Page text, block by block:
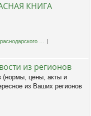
КНИГА
…
из регионов
(нормы, цены, акты и
из Ваших регионов